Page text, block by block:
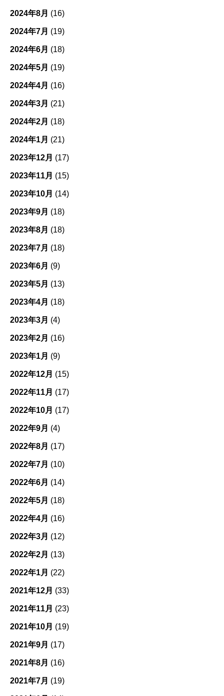
2024年8月 (16)
2024年7月 (19)
2024年6月 (18)
2024年5月 (19)
2024年4月 (16)
2024年3月 (21)
2024年2月 (18)
2024年1月 (21)
2023年12月 (17)
2023年11月 (15)
2023年10月 (14)
2023年9月 (18)
2023年8月 (18)
2023年7月 (18)
2023年6月 (9)
2023年5月 (13)
2023年4月 (18)
2023年3月 (4)
2023年2月 (16)
2023年1月 (9)
2022年12月 (15)
2022年11月 (17)
2022年10月 (17)
2022年9月 (4)
2022年8月 (17)
2022年7月 (10)
2022年6月 (14)
2022年5月 (18)
2022年4月 (16)
2022年3月 (12)
2022年2月 (13)
2022年1月 (22)
2021年12月 (33)
2021年11月 (23)
2021年10月 (19)
2021年9月 (17)
2021年8月 (16)
2021年7月 (19)